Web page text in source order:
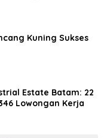
Kuning Sukses
Estate Batam: 22
Lowongan Kerja